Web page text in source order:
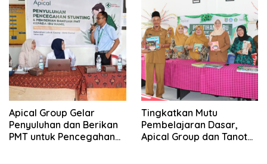
Apical Group Gelar
Penyuluhan dan Berikan
PMT untuk Pencegahan
Tingkatkan Mutu
Pembelajaran Dasar,
Apical Group dan Tanoto